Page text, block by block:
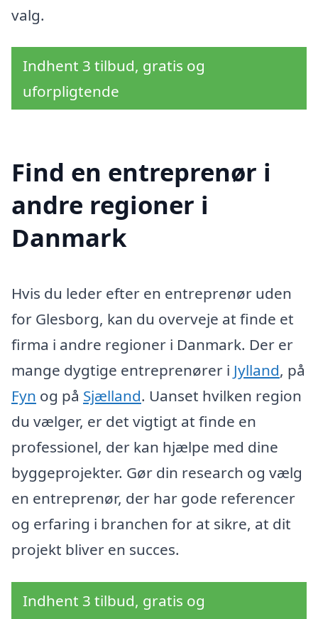
valg.
Indhent 3 tilbud, gratis og
uforpligtende
Find en entreprenør i
andre regioner i
Danmark
Hvis du leder efter en entreprenør uden
for Glesborg, kan du overveje at finde et
firma i andre regioner i Danmark. Der er
mange dygtige entreprenører i Jylland, på
Fyn og på Sjælland. Uanset hvilken region
du vælger, er det vigtigt at finde en
professionel, der kan hjælpe med dine
byggeprojekter. Gør din research og vælg
en entreprenør, der har gode referencer
og erfaring i branchen for at sikre, at dit
projekt bliver en succes.
Indhent 3 tilbud, gratis og